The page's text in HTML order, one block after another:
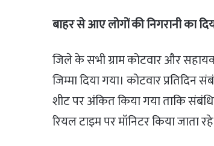
बाहर से आए लोगों की निगरानी का
जिले के सभी ग्राम कोटवार और
जिम्मा दिया गया। कोटवार
शीट पर अंकित किया गया ताकि
रियल टाइम पर मॉनिटर किया जाता